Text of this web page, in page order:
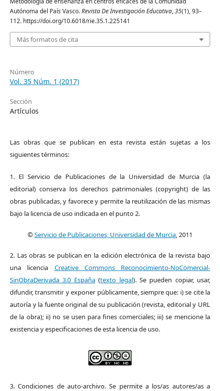
Autónoma del País Vasco.Revista De Investigación Educativa,35(1), 93–
112. https://doi.org/10.6018/rie.35.1.225141
Más formatos de cita
Número
Vol. 35 Núm. 1 (2017)
Sección
Artículos
Las obras que se publican en esta revista están sujetas a los
siguientes términos:
1. El Servicio de Publicaciones de la Universidad de Murcia (la
editorial) conserva los derechos patrimoniales (copyright) de las
obras publicadas, y favorece y permite la reutilización de las mismas
bajo la licencia de uso indicada en el punto 2.
©Servicio de Publicaciones, Universidad de Murcia , 2011
2. Las obras se publican en la edición electrónica de la revista bajo
una licencia Creative Commons Reconocimiento-NoComercial-
SinObraDerivada 3.0 España(texto legal). Se pueden copiar, usar,
difundir, transmitir y exponer públicamente, siempre que: i) se cite la
autoría y la fuente original de su publicación (revista, editorial y URL
de la obra); ii) no se usen para fines comerciales; iii) se mencione la
existencia y especificaciones de esta licencia de uso.
3. Condiciones de auto-archivo. Se permite a los/as autores/as a